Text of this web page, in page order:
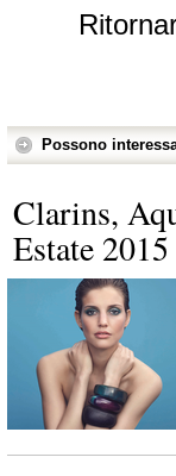
Possono
Clarins,
Estate